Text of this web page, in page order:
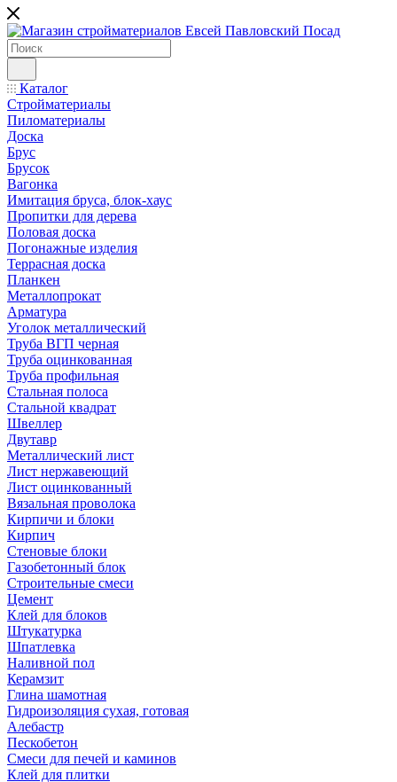
Каталог
Стройматериалы
Пиломатериалы
Доска
Брус
Брусок
Вагонка
Имитация бруса, блок-хаус
Пропитки для дерева
Половая доска
Погонажные изделия
Террасная доска
Планкен
Металлопрокат
Арматура
Уголок металлический
Труба ВГП черная
Труба оцинкованная
Труба профильная
Стальная полоса
Стальной квадрат
Швеллер
Двутавр
Металлический лист
Лист нержавеющий
Лист оцинкованный
Вязальная проволока
Кирпичи и блоки
Кирпич
Стеновые блоки
Газобетонный блок
Строительные смеси
Цемент
Клей для блоков
Штукатурка
Шпатлевка
Наливной пол
Керамзит
Глина шамотная
Гидроизоляция сухая, готовая
Алебастр
Пескобетон
Смеси для печей и каминов
Клей для плитки